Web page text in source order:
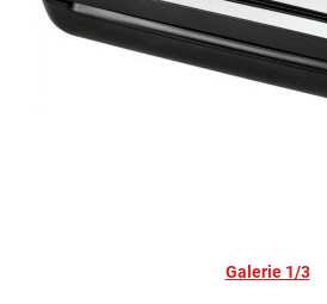
Galerie 1/3